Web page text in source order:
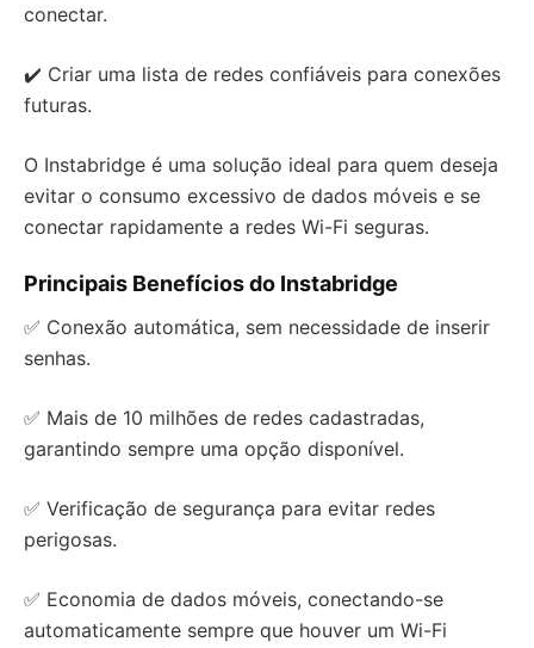
conectar.
✔️ Criar uma lista de redes confiáveis para conexões
futuras.
O Instabridge é uma solução ideal para quem deseja
evitar o consumo excessivo de dados móveis e se
conectar rapidamente a redes Wi-Fi seguras.
Principais Benefícios do Instabridge
✅ Conexão automática, sem necessidade de inserir
senhas.
✅ Mais de 10 milhões de redes cadastradas,
garantindo sempre uma opção disponível.
✅ Verificação de segurança para evitar redes
perigosas.
✅ Economia de dados móveis, conectando-se
automaticamente sempre que houver um Wi-Fi